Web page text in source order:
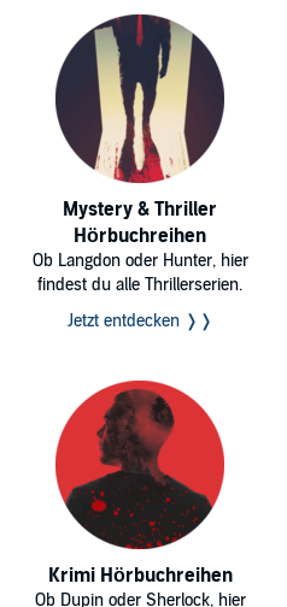
Mystery & Thriller
Hörbuchreihen
Ob Langdon oder Hunter, hier
findest du alle Thrillerserien.
Jetzt entdecken ❭❭
Krimi Hörbuchreihen
Ob Dupin oder Sherlock, hier